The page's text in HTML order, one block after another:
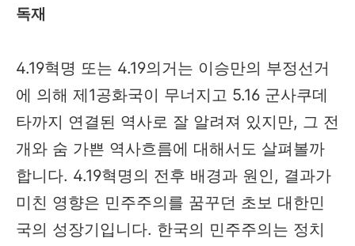
독재
4.19혁명 또는 4.19의거는 이승만의 부정선거
에 의해 제1공화국이 무너지고 5.16 군사쿠데
타까지 연결된 역사로 잘 알려져 있지만, 그 전
개와 숨 가쁜 역사흐름에 대해서도 살펴볼까
합니다. 4.19혁명의 전후 배경과 원인, 결과가
미친 영향은 민주주의를 꿈꾸던 초보 대한민
국의 성장기입니다. 한국의 민주주의는 정치